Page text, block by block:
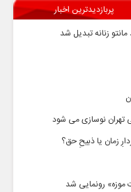
پربازدیدترین اخبار
زنانه تبدیل شد
تهران نوسازی می شود
زمان یا ذبیحِ حق؟
موزه» رونمایی شد